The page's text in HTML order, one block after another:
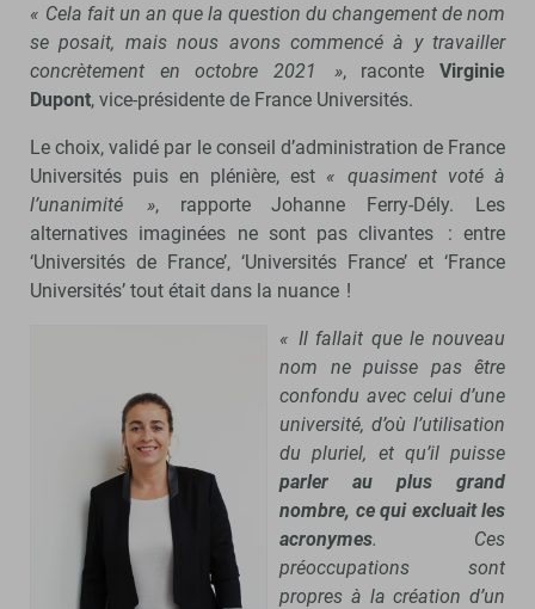
« Cela fait un an que la question du changement de nom
se posait, mais nous avons commencé à y travailler
concrètement en octobre 2021 », raconteVirginie
Dupont, vice-présidente de France Universités.
Le choix, validé par le conseil d’administration de France
Universités puis en plénière, est « quasiment voté à
l’unanimité », rapporte Johanne Ferry-Dély. Les
alternatives imaginées ne sont pas clivantes : entre
‘Universités de France’, ‘Universités France’ et ‘France
Universités’ tout était dans la nuance !
« Il fallait que le nouveau
nom ne puisse pas être
confondu avec celui d’une
université, d’où l’utilisation
du pluriel, et qu’il puisse
parler au plus grand
nombre, ce qui excluait les
acronymes. Ces
préoccupations sont
propres à la création d’un